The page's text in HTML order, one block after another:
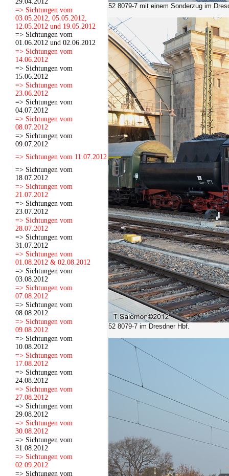
=> Sichtungen vom
03.05.2012, 05.05.2012,
12.05.2012 und 19.05.2012
=> Sichtungen vom
01.06.2012 und 02.06.2012
=> Sichtungen vom
14.06.2012
=> Sichtungen vom
15.06.2012
=> Sichtungen vom
23.06.2012
=> Sichtungen vom
04.07.2012
=> Sichtungen vom
08.07.2012
=> Sichtungen vom
09.07.2012
=> Sichtungen vom 11.07.2012
=> Sichtungen vom
18.07.2012
=> Sichtungen vom
21.07.2012
=> Sichtungen vom
23.07.2012
=> Sichtungen vom
28.07.2012
=> Sichtungen vom
31.07.2012
=> Sichtungen vom
01.08.2012 & 02.08.2012
=> Sichtungen vom
03.08.2012
=> Sichtungen vom
07.08.2012
=> Sichtungen vom
08.08.2012
=> Sichtungen vom
09.08.2012
=> Sichtungen vom
10.08.2012
=> Sichtungen vom
17.08.2012
=> Sichtungen vom
24.08.2012
=> Sichtungen vom
27.08.2012
=> Sichtungen vom
29.08.2012
=> Sichtungen vom
30.08.2012
=> Sichtungen vom
31.08.2012
=> Sichtungen vom
02.09.2012
=> Sichtungen vom
52 8079-7 mit einem Sonderzug im
52 8079-7 im Dresdner Hbf.